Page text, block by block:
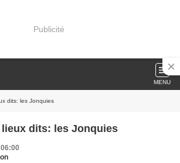
Publicité
MENU
dits: les Jonquies
dits: les Jonquies